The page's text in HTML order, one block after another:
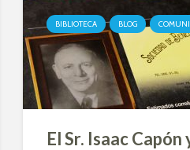
BIBLIOTECA BLOG
El Sr. Isaac